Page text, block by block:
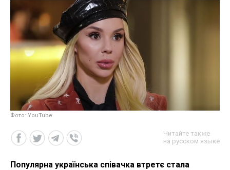
Фото: YouTube
Читайте также
на русском языке
Популярна українська співачка втретє стала